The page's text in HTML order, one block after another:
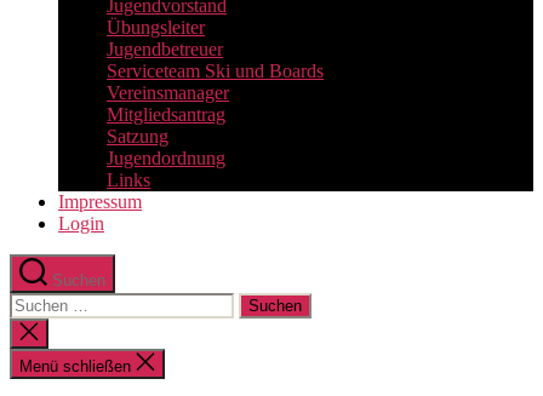
Jugendvorstand
Übungsleiter
Jugendbetreuer
Serviceteam Ski und Boards
Vereinsmanager
Mitgliedsantrag
Satzung
Jugendordnung
Links
Impressum
Login
Suchen
Suchen
nach:
Suche
schließen
Menü schließen